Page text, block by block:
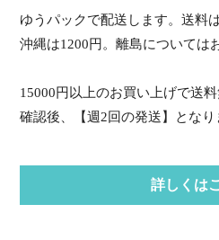
ゆうパックで配送します。送料
沖縄は1200円。離島については
15000円以上のお買い上げで送
確認後、【週2回の発送】となり
詳しくは